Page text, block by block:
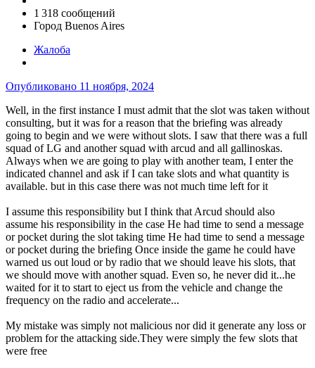
1 318 сообщений
Город Buenos Aires
Жалоба
Опубликовано 11 ноября, 2024
Well, in the first instance I must admit that the slot was taken without
consulting, but it was for a reason that the briefing was already
going to begin and we were without slots. I saw that there was a full
squad of LG and another squad with arcud and all gallinoskas.
Always when we are going to play with another team, I enter the
indicated channel and ask if I can take slots and what quantity is
available. but in this case there was not much time left for it
I assume this responsibility but I think that Arcud should also
assume his responsibility in the case He had time to send a message
or pocket during the slot taking time He had time to send a message
or pocket during the briefing Once inside the game he could have
warned us out loud or by radio that we should leave his slots, that
we should move with another squad. Even so, he never did it...he
waited for it to start to eject us from the vehicle and change the
frequency on the radio and accelerate...
My mistake was simply not malicious nor did it generate any loss or
problem for the attacking side.They were simply the few slots that
were free